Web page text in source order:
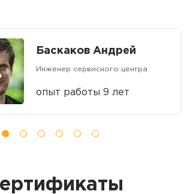
Баскаков Андрей
Инженер сервисного центра
опыт работы 9 лет